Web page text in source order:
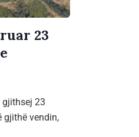
23
gjithsej 23
gjithë vendin,